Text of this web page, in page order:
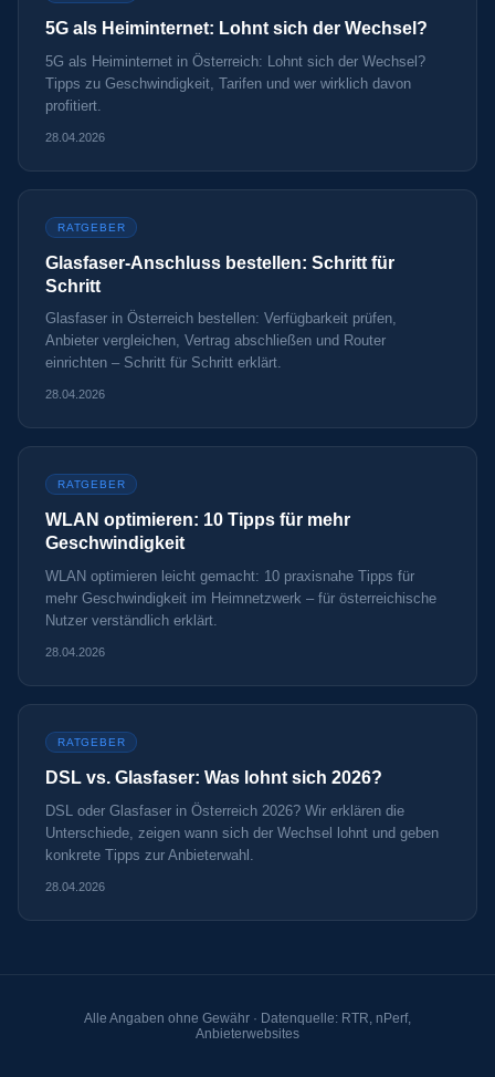
5G als Heiminternet: Lohnt sich der Wechsel?
5G als Heiminternet in Österreich: Lohnt sich der Wechsel?
Tipps zu Geschwindigkeit, Tarifen und wer wirklich davon
profitiert.
28.04.2026
RATGEBER
Glasfaser-Anschluss bestellen: Schritt für
Schritt
Glasfaser in Österreich bestellen: Verfügbarkeit prüfen,
Anbieter vergleichen, Vertrag abschließen und Router
einrichten – Schritt für Schritt erklärt.
28.04.2026
RATGEBER
WLAN optimieren: 10 Tipps für mehr
Geschwindigkeit
WLAN optimieren leicht gemacht: 10 praxisnahe Tipps für
mehr Geschwindigkeit im Heimnetzwerk – für österreichische
Nutzer verständlich erklärt.
28.04.2026
RATGEBER
DSL vs. Glasfaser: Was lohnt sich 2026?
DSL oder Glasfaser in Österreich 2026? Wir erklären die
Unterschiede, zeigen wann sich der Wechsel lohnt und geben
konkrete Tipps zur Anbieterwahl.
28.04.2026
Alle Angaben ohne Gewähr · Datenquelle: RTR, nPerf,
Anbieterwebsites